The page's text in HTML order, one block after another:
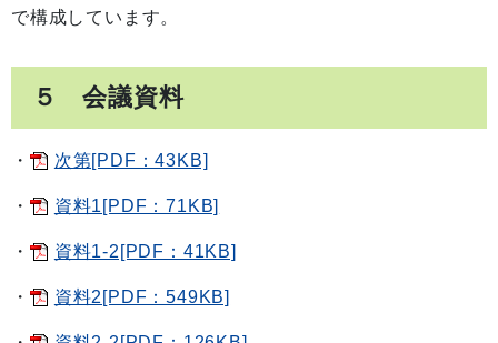
で構成しています。
５ 会議資料
・ 次第[PDF：43KB]
・ 資料1[PDF：71KB]
・ 資料1-2[PDF：41KB]
・ 資料2[PDF：549KB]